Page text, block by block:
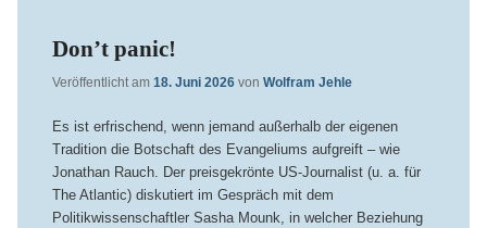
Don’t panic!
Veröffentlicht am 18. Juni 2026 von Wolfram Jehle
Es ist erfrischend, wenn jemand außerhalb der eigenen
Tradition die Botschaft des Evangeliums aufgreift – wie
Jonathan Rauch. Der preisgekrönte US-Journalist (u. a. für
The Atlantic) diskutiert im Gespräch mit dem
Politikwissenschaftler Sasha Mounk, in welcher Beziehung